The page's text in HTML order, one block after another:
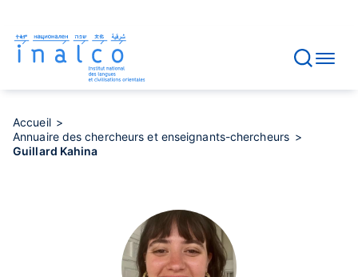
contenu
principal
Accueil
Annuaire des chercheurs et enseignants-chercheurs
Guillard Kahina